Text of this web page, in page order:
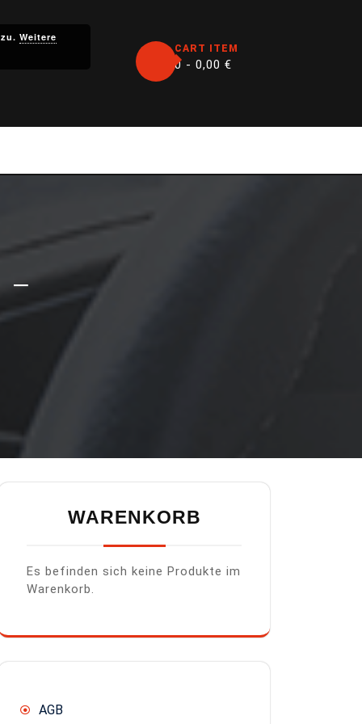
CART ITEM
0 - 0,00 €
–
WARENKORB
Es befinden sich keine Produkte im
Warenkorb.
AGB
Weitere